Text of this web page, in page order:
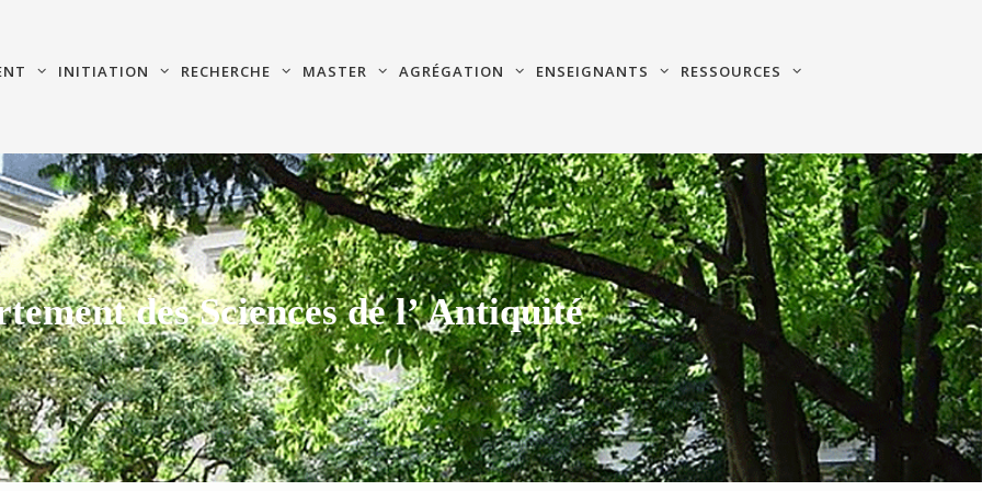
INITIATION RECHERCHE MASTER AGRÉGATION ENSEIGNANTS RESSOURCES
des Sciences de l’ Antiquité